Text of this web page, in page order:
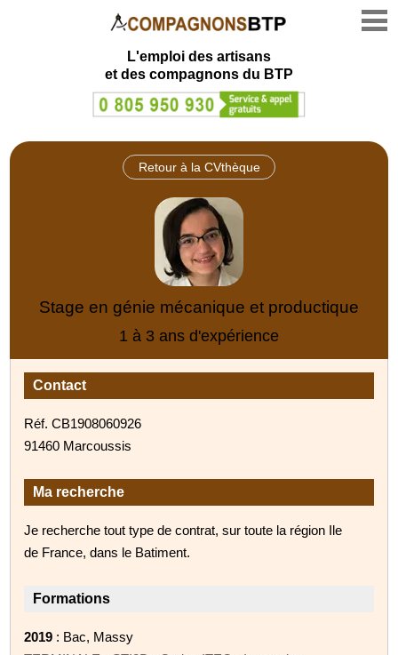
L'emploi des artisans
et des compagnons du BTP
Retour à la CVthèque
Stage en génie mécanique et productique
1 à 3 ans d'expérience
Contact
Réf. CB1908060926
91460 Marcoussis
Ma recherche
Je recherche tout type de contrat, sur toute la région Ile
de France, dans le Batiment.
Formations
2019 : Bac, Massy